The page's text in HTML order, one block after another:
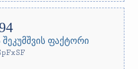
ფაქტორი